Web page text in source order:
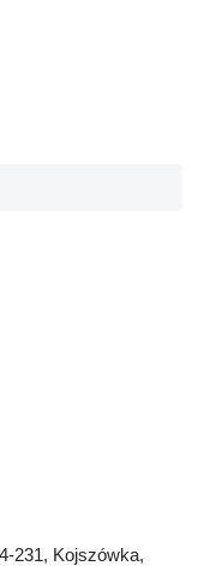
231, Kojszówka,